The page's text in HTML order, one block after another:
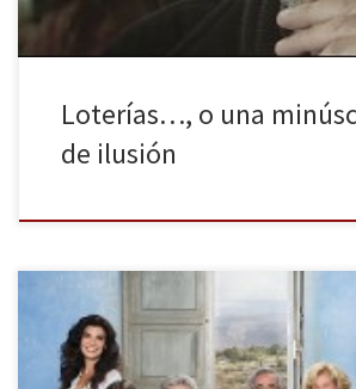
Loterías…, o una
de ilusión
Se puede decir de todo de Cuéntame cómo